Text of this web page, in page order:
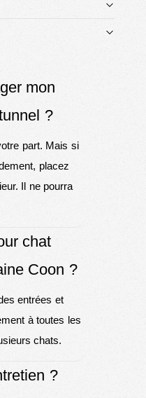
mon
?
part. Mais si
placez
Il ne pourra
chat
Coon ?
entrées et
à toutes les
chats.
?